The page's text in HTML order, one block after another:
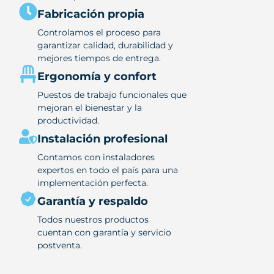
Fabricación propia
Controlamos el proceso para
garantizar calidad, durabilidad y
mejores tiempos de entrega.
Ergonomía y confort
Puestos de trabajo funcionales que
mejoran el bienestar y la
productividad.
Instalación profesional
Contamos con instaladores
expertos en todo el país para una
implementación perfecta.
Garantía y respaldo
Todos nuestros productos
cuentan con garantía y servicio
postventa.